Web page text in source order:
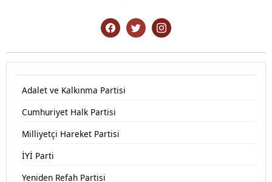
Adalet ve Kalkınma Partisi
Cumhuriyet Halk Partisi
Milliyetçi Hareket Partisi
İYİ Parti
Yeniden Refah Partisi